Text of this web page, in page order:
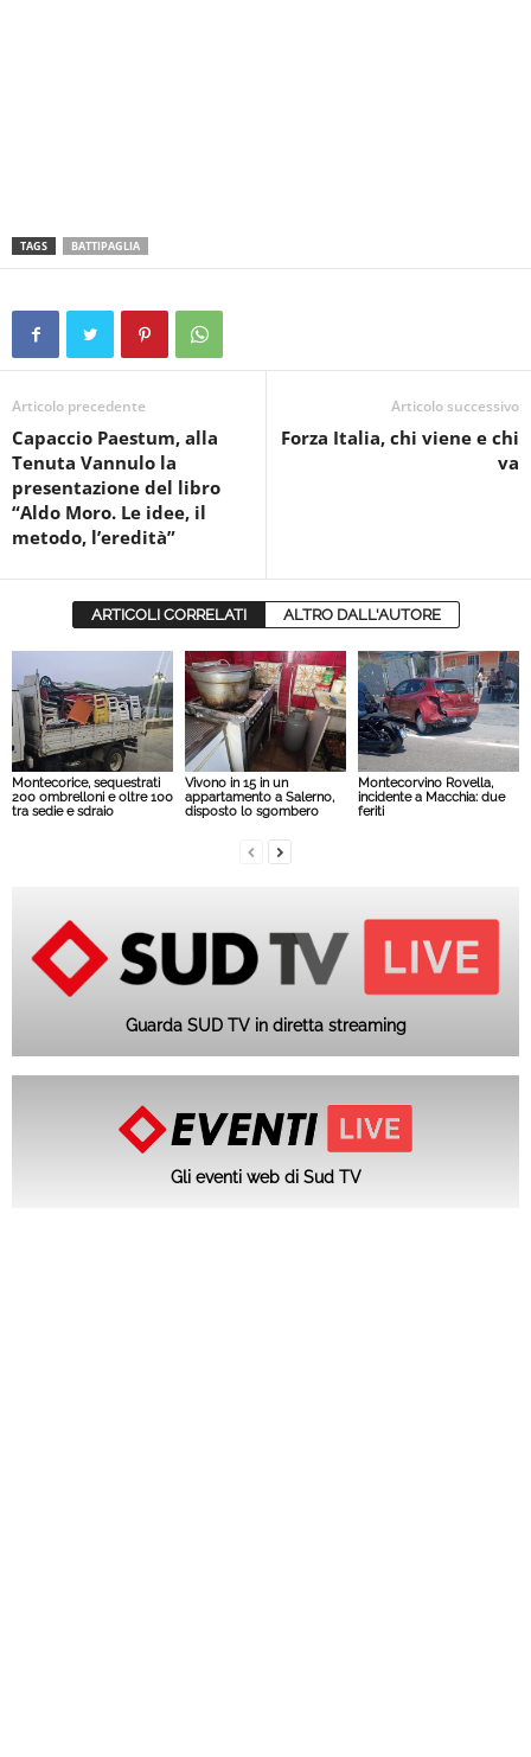
TAGS BATTIPAGLIA
Articolo precedente
Capaccio Paestum, alla
Tenuta Vannulo la
presentazione del libro
“Aldo Moro. Le idee, il
metodo, l’eredità”
Articolo successivo
Forza Italia, chi viene e chi
va
ARTICOLI CORRELATI ALTRO DALL'AUTORE
Montecorice, sequestrati
200 ombrelloni e oltre 100
tra sedie e sdraio
Vivono in 15 in un
appartamento a Salerno,
disposto lo sgombero
Montecorvino Rovella,
incidente a Macchia: due
feriti
Guarda SUD TV in diretta streaming
Gli eventi web di Sud TV